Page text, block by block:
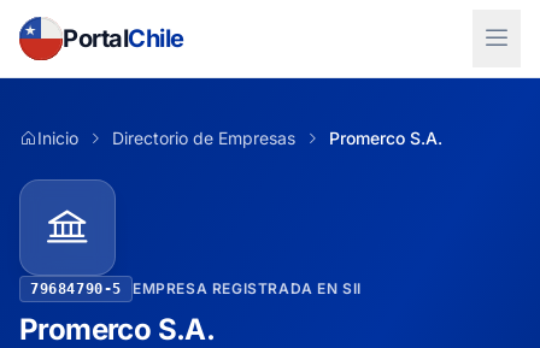
PortalChile
Inicio Directorio de Empresas Promerco S.A.
79684790-5 EMPRESA REGISTRADA EN SII
Promerco S.A.